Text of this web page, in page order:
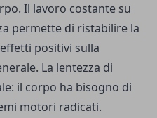
Il lavoro costante su
permette di ristabilire la
positivi sulla
La lentezza di
il corpo ha bisogno di
motori radicati.